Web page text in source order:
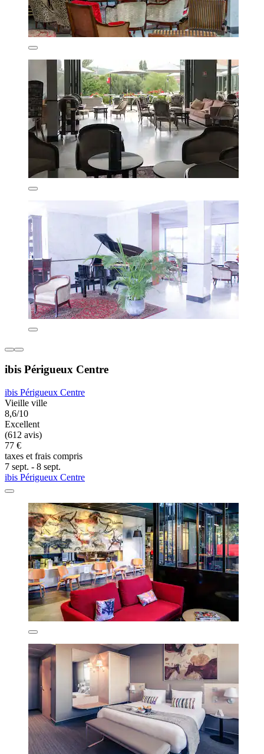
ibis Périgueux Centre
ibis Périgueux Centre
Vieille ville
8,6/10
Excellent
(612 avis)
77 €
taxes et frais compris
7 sept. - 8 sept.
ibis Périgueux Centre